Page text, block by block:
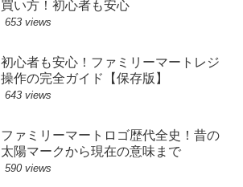
買い方！初心者も安心
653 views
初心者も安心！ファミリーマートレジ
操作の完全ガイド【保存版】
643 views
ファミリーマートロゴ歴代全史！昔の
太陽マークから現在の意味まで
590 views